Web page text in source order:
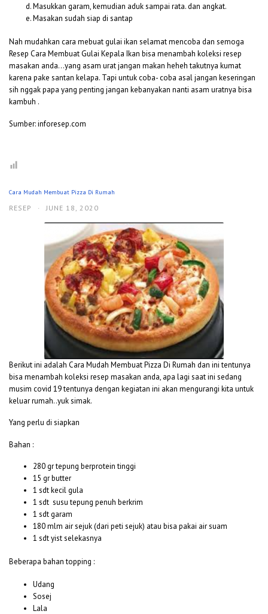
Masukkan garam, kemudian aduk sampai rata. dan angkat.
Masakan sudah siap di santap
Nah mudahkan cara mebuat gulai ikan selamat mencoba dan semoga
Resep Cara Membuat Gulai Kepala Ikan bisa menambah koleksi resep
masakan anda…yang asam urat jangan makan heheh takutnya kumat
karena pake santan kelapa. Tapi untuk coba- coba asal jangan keseringan
sih nggak papa yang penting jangan kebanyakan nanti asam uratnya bisa
kambuh .
Sumber: inforesep.com
Cara Mudah Membuat Pizza Di Rumah
RESEP · JUNE 18, 2020
Berikut ini adalah Cara Mudah Membuat Pizza Di Rumah dan ini tentunya
bisa menambah koleksi resep masakan anda, apa lagi saat ini sedang
musim covid 19 tentunya dengan kegiatan ini akan mengurangi kita untuk
keluar rumah..yuk simak.
Yang perlu di siapkan
Bahan :
280 gr tepung berprotein tinggi
15 gr butter
1 sdt kecil gula
1 sdt susu tepung penuh berkrim
1 sdt garam
180 mlm air sejuk (dari peti sejuk) atau bisa pakai air suam
1 sdt yist selekasnya
Beberapa bahan topping :
Udang
Sosej
Lala